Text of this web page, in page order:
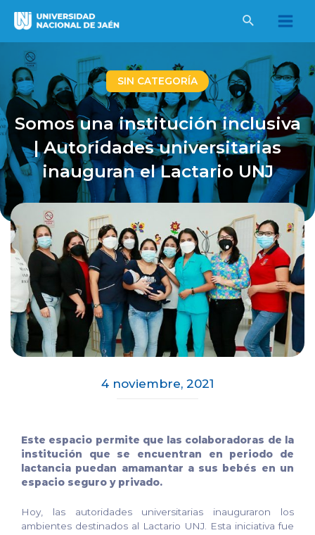
Main
SIN CATEGORÍA
Somos una institución inclusiva
| Autoridades universitarias
inauguran el Lactario UNJ
4 noviembre, 2021
Este espacio permite que las colaboradoras de la
institución que se encuentran en periodo de
lactancia puedan amamantar a sus bebés en un
espacio seguro y privado.
Hoy, las autoridades universitarias inauguraron los
ambientes destinados al Lactario UNJ. Esta iniciativa fue